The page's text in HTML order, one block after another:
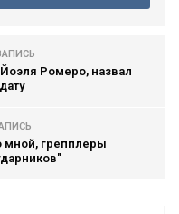
Ромеро, назвал
грепплеры